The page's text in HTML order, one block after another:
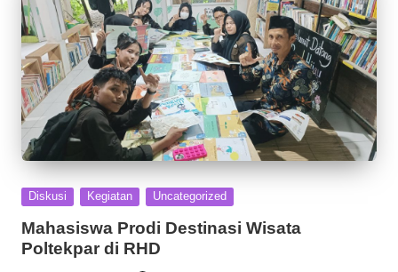
Posted
Diskusi Kegiatan Uncategorized
Mahasiswa Prodi Destinasi Wisata
Poltekpar di RHD